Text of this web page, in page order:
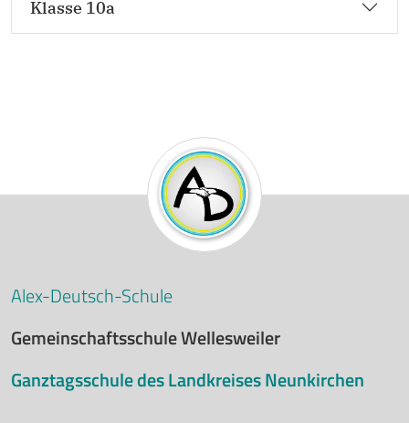
Klasse 10a
Alex-Deutsch-Schule
Gemeinschaftsschule Wellesweiler
Ganztagsschule des Landkreises Neunkirchen